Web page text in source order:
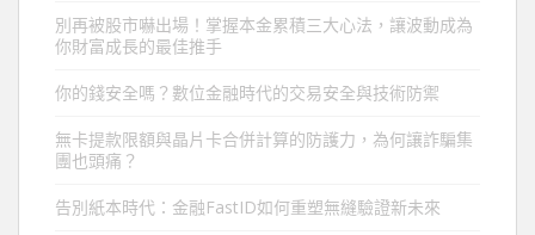
別再被股市嚇出場！掌握本金累積三大心法，讓波動成為
你財富成長的最佳推手
你的錢安全嗎？數位金融時代的交易安全與技術防禦
無卡提款限額與晶片卡合併計算的防護力，為何讓詐騙集
團也頭痛？
告別紙本時代：金融FastID如何重塑無縫驗證新未來